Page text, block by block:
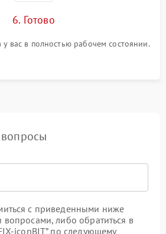
6. Готово
у вас в полностью рабочем состоянии.
с приведенными ниже
либо обратиться в
iconBIT” по следующему